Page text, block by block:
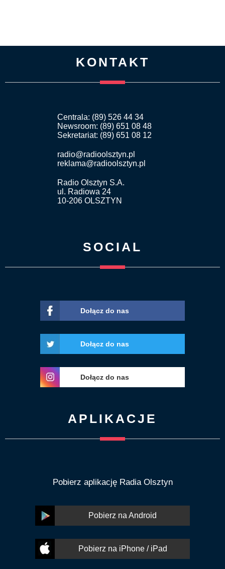
KONTAKT
Centrala: (89) 526 44 34
Newsroom: (89) 651 08 48
Sekretariat: (89) 651 08 12
radio@radioolsztyn.pl
reklama@radioolsztyn.pl
Radio Olsztyn S.A.
ul. Radiowa 24
10-206 OLSZTYN
SOCIAL
Dołącz do nas
Dołącz do nas
Dołącz do nas
APLIKACJE
Pobierz aplikację Radia Olsztyn
Pobierz na Android
Pobierz na iPhone / iPad